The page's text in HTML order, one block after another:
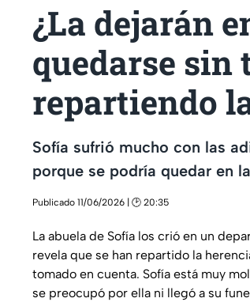
¿La dejarán
quedarse sin
repartiendo
Sofía sufrió mucho con las
porque se podría quedar en
Publicado 11/06/2026 | 🕑 20:35
La abuela de Sofía los crió en un
revela que se han repartido la
tomado en cuenta. Sofía está muy
se preocupó por ella ni llegó a su